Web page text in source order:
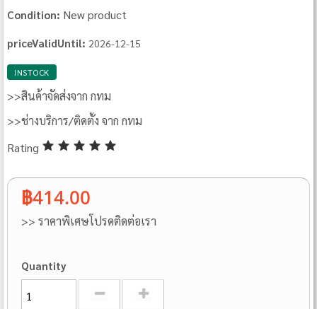
Condition: New product
priceValidUntil: 2026-12-15
INSTOCK
>>สินค้าจัดส่งจาก กทม
>>ช่างบริการ/ติดตั้ง จาก กทม
Rating
฿414.00
>> ราคาพิเศษโปรดติดต่อเรา
Quantity